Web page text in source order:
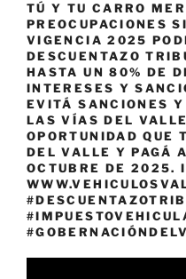
TÚ Y TU CARRO
PREOCUPACIONES
VIGENCIA 2025
DESCUENTAZO
HASTA UN 80% DE
INTERESES Y
EVITÁ SANCIONES Y
LAS VÍAS DEL
OPORTUNIDAD QUE
DEL VALLE Y PAGÁ
OCTUBRE DE 2025.